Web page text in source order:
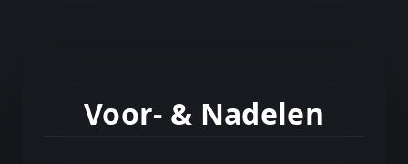
Voor- & Nadelen